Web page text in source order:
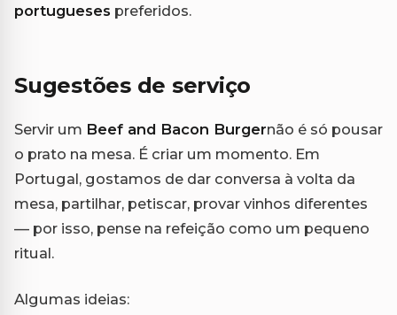
portugueses preferidos.
Sugestões de serviço
Servir um Beef and Bacon Burgernão é só pousar
o prato na mesa. É criar um momento. Em
Portugal, gostamos de dar conversa à volta da
mesa, partilhar, petiscar, provar vinhos diferentes
— por isso, pense na refeição como um pequeno
ritual.
Algumas ideias: